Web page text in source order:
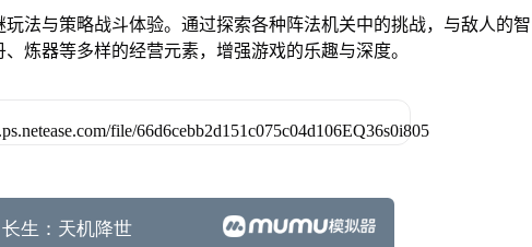
法与策略战斗体验。通过探索各种阵法机关中的挑战，与敌人的智
炼器等多样的经营元素，增强游戏的乐趣与深度。